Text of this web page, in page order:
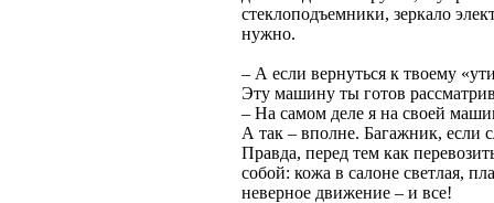
стеклоподъемники, зеркало
нужно.
– А если вернуться к твоему
Эту машину ты готов
– На самом деле я на своей
А так – вполне. Багажник, если
Правда, перед тем как
собой: кожа в салоне светлая,
неверное движение – и все!